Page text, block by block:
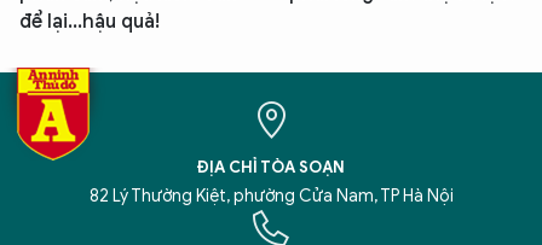
để lại...hậu quả!
ĐỊA CHỈ TÒA SOẠN
82 Lý Thường Kiệt, phường Cửa Nam, TP Hà Nội